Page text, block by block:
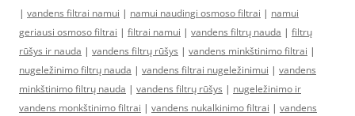
| vandens filtrai namui | namui naudingi osmoso filtrai | namui
geriausi osmoso filtrai | filtrai namui | vandens filtrų nauda | filtrų
rūšys ir nauda | vandens filtrų rūšys | vandens minkštinimo filtrai |
nugeležinimo filtrų nauda | vandens filtrai nugeležinimui | vandens
minkštinimo filtrų nauda | vandens filtrų rūšys | nugeležinimo ir
vandens monkštinimo filtrai | vandens nukalkinimo filtrai | vandens